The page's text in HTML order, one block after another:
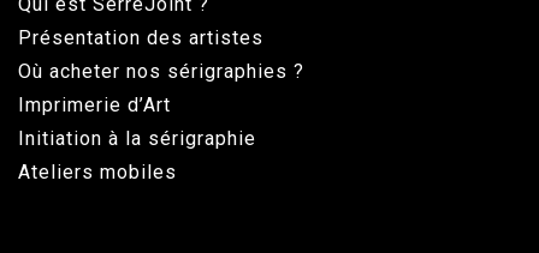
Présentation des artistes
Où acheter nos sérigraphies ?
Imprimerie d’Art
Initiation à la sérigraphie
Ateliers mobiles